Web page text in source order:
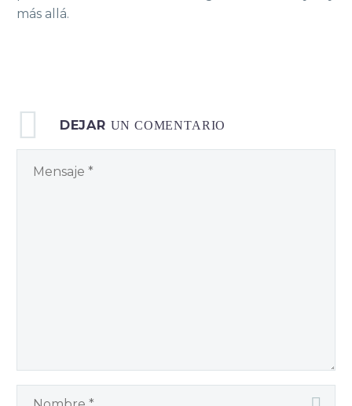
más allá.
DEJAR UN COMENTARIO